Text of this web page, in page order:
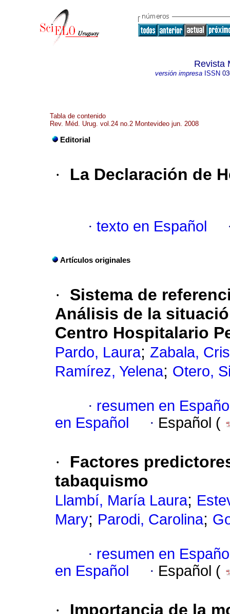
Revista
versión impresaISSN
Tabla de contenido
Rev. Méd. Urug. vol.24 no.2 Montevideo jun. 2008
Editorial
· La Declaración de
· texto en Español
Artículos originales
·
Sistema de
Análisis de la
Centro Hospitalario
Pardo, Laura; Zabala,
Ramírez, Yelena; Otero,
· resumen en
en Español
· Español (
·
Factores
tabaquismo
Llambí, María Laura;
Mary; Parodi, Carolina;
· resumen en
en Español
· Español (
·
Importancia de la